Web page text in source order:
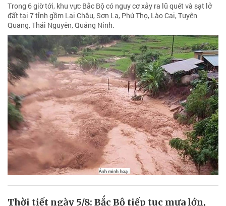
Trong 6 giờ tới, khu vực Bắc Bộ có nguy cơ xảy ra lũ quét và sạt lở
đất tại 7 tỉnh gồm Lai Châu, Sơn La, Phú Thọ, Lào Cai, Tuyên
Quang, Thái Nguyên, Quảng Ninh.
Thời tiết ngày 5/8: Bắc Bộ tiếp tục mưa lớn,